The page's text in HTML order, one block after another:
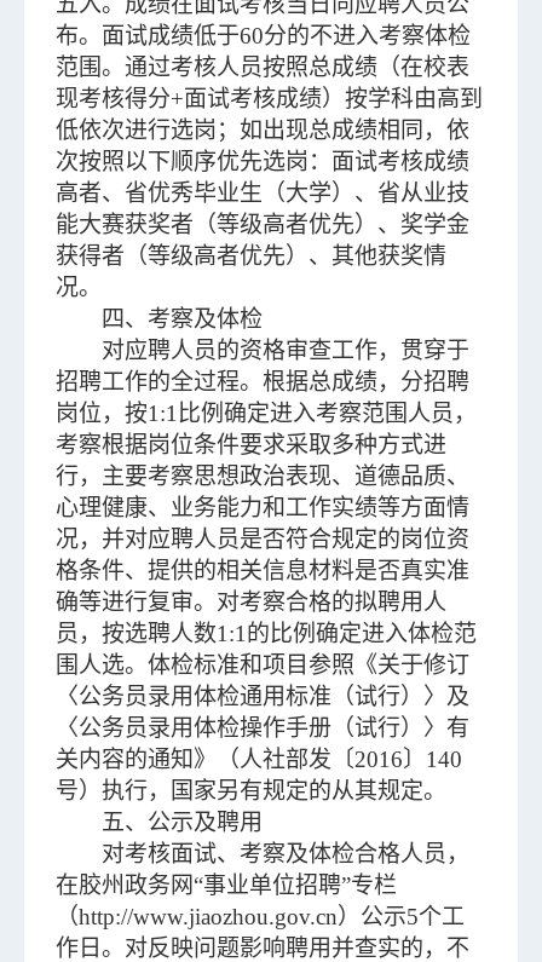
布。面试成绩低于60分的不进入考察体检
范围。通过考核人员按照总成绩（在校表
现考核得分+面试考核成绩）按学科由高到
低依次进行选岗；如出现总成绩相同，依
次按照以下顺序优先选岗：面试考核成绩
高者、省优秀毕业生（大学）、省从业技
能大赛获奖者（等级高者优先）、奖学金
获得者（等级高者优先）、其他获奖情
况。
四、考察及体检
对应聘人员的资格审查工作，贯穿于
招聘工作的全过程。根据总成绩，分招聘
岗位，按1:1比例确定进入考察范围人员，
考察根据岗位条件要求采取多种方式进
行，主要考察思想政治表现、道德品质、
心理健康、业务能力和工作实绩等方面情
况，并对应聘人员是否符合规定的岗位资
格条件、提供的相关信息材料是否真实准
确等进行复审。对考察合格的拟聘用人
员，按选聘人数1:1的比例确定进入体检范
围人选。体检标准和项目参照《关于修订
〈公务员录用体检通用标准（试行）〉及
〈公务员录用体检操作手册（试行）〉有
关内容的通知》（人社部发〔2016〕140
号）执行，国家另有规定的从其规定。
五、公示及聘用
对考核面试、考察及体检合格人员，
在胶州政务网“事业单位招聘”专栏
（http://www.jiaozhou.gov.cn）公示5个工
作日。对反映问题影响聘用并查实的，不